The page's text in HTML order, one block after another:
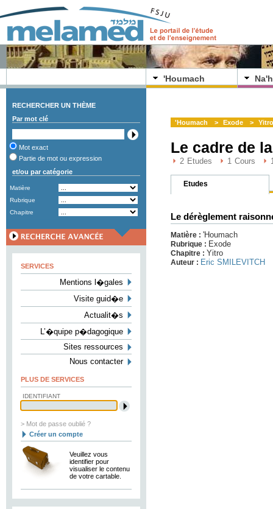
'Houmach Na'h
RECHERCHER UN THÈME
Par mot clé
Mot exact
Partie de mot ou expression
et/ou par catégorie
Matière
Rubrique
Chapitre
SERVICES
Mentions l�gales
Visite guid�e
Actualit�s
L’�quipe p�dagogique
Sites ressources
Nous contacter
PLUS DE SERVICES
IDENTIFIANT
> Mot de passe oublié ?
Créer un compte
Veuillez vous
identifier pour
visualiser le contenu
de votre cartable.
'Houmach > Exode > Yitro
Le cadre de
2 Etudes 1 Cours
Etudes
Le dérèglement
Matière : 'Houmach
Rubrique : Exode
Chapitre : Yitro
Auteur : Eric SMILEVITCH